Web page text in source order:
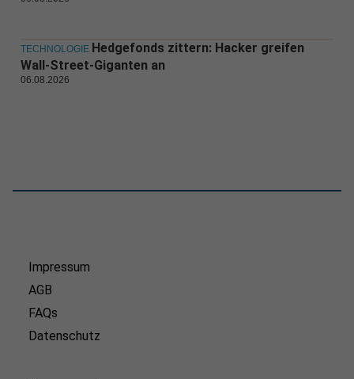
TECHNOLOGIE Hedgefonds zittern: Hacker greifen
Wall-Street-Giganten an
06.08.2026
Impressum
AGB
FAQs
Datenschutz